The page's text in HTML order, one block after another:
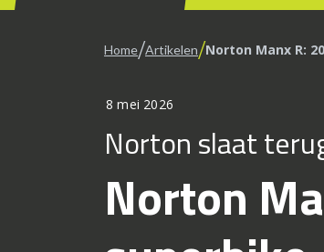
Home/Artikelen/Norton Manx R:
8 mei 2026
Norton slaat
Norton